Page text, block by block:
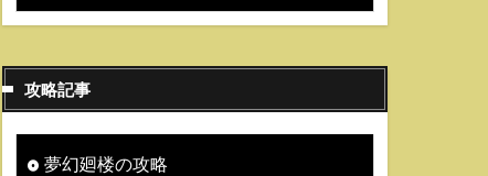
攻略記事
夢幻廻楼の攻略